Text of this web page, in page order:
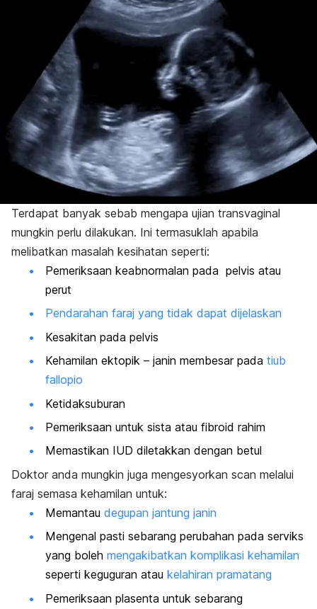
Terdapat banyak sebab mengapa ujian transvaginal
mungkin perlu dilakukan. Ini termasuklah apabila
melibatkan masalah kesihatan seperti:
Pemeriksaan keabnormalan pada pelvis atau
perut
Pendarahan faraj yang tidak dapat dijelaskan
Kesakitan pada pelvis
Kehamilan ektopik – janin membesar pada tiub
fallopio
Ketidaksuburan
Pemeriksaan untuk sista atau fibroid rahim
Memastikan IUD diletakkan dengan betul
Doktor anda mungkin juga mengesyorkan scan melalui
faraj semasa kehamilan untuk:
Memantau degupan jantung janin
Mengenal pasti sebarang perubahan pada serviks
yang boleh mengakibatkan komplikasi kehamilan
seperti keguguran atau kelahiran pramatang
Pemeriksaan plasenta untuk sebarang